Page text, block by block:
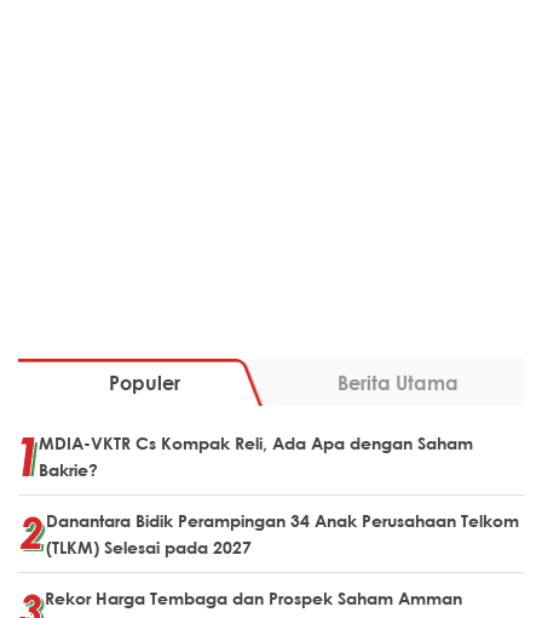
Populer Berita Utama
MDIA-VKTR Cs Kompak Reli, Ada Apa dengan Saham
Bakrie?
Danantara Bidik Perampingan 34 Anak Perusahaan Telkom
(TLKM) Selesai pada 2027
Rekor Harga Tembaga dan Prospek Saham Amman